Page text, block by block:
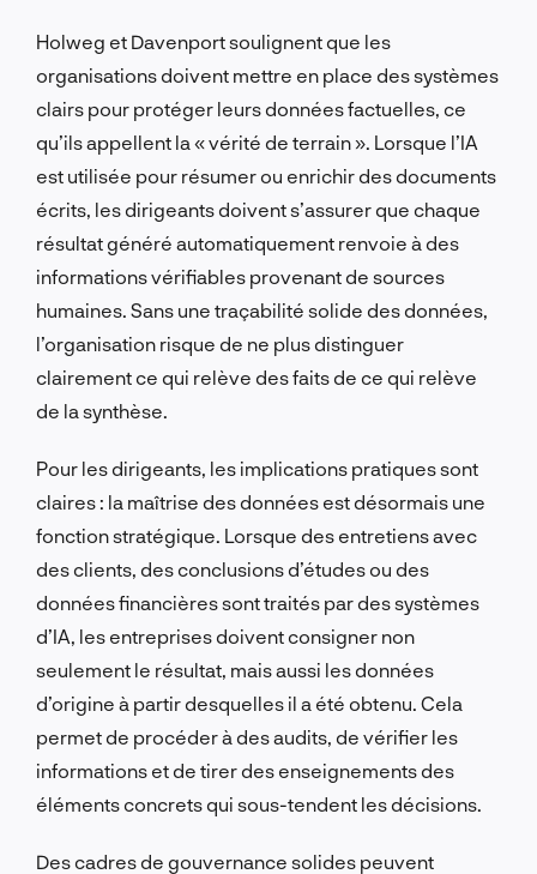
Holweg et Davenport soulignent que les
organisations doivent mettre en place des systèmes
clairs pour protéger leurs données factuelles, ce
qu’ils appellent la « vérité de terrain ». Lorsque l’IA
est utilisée pour résumer ou enrichir des documents
écrits, les dirigeants doivent s’assurer que chaque
résultat généré automatiquement renvoie à des
informations vérifiables provenant de sources
humaines. Sans une traçabilité solide des données,
l’organisation risque de ne plus distinguer
clairement ce qui relève des faits de ce qui relève
de la synthèse.
Pour les dirigeants, les implications pratiques sont
claires : la maîtrise des données est désormais une
fonction stratégique. Lorsque des entretiens avec
des clients, des conclusions d’études ou des
données financières sont traités par des systèmes
d’IA, les entreprises doivent consigner non
seulement le résultat, mais aussi les données
d’origine à partir desquelles il a été obtenu. Cela
permet de procéder à des audits, de vérifier les
informations et de tirer des enseignements des
éléments concrets qui sous-tendent les décisions.
Des cadres de gouvernance solides peuvent